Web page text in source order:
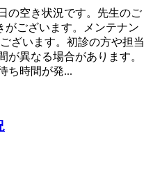
の空き状況です。先生のご
がございます。メンテナン
ざいます。初診の方や担当
が異なる場合があります。
ち時間が発...